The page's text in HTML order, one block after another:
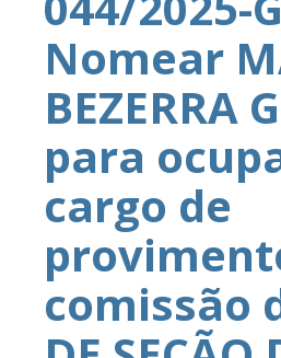
Nomear
BEZERRA
para
cargo de
comissão